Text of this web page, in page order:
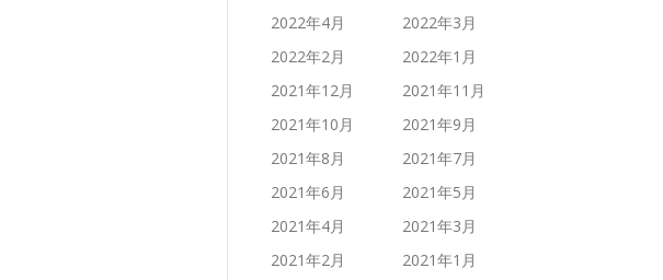
2022年4月
2022年3月
2022年2月
2022年1月
2021年12月
2021年11月
2021年10月
2021年9月
2021年8月
2021年7月
2021年6月
2021年5月
2021年4月
2021年3月
2021年2月
2021年1月